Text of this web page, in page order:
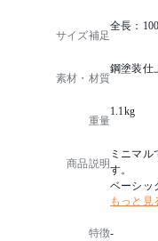
サイズ補足
全長：
素材・材質
鋼塗装仕
重量
1.1kg
商品説明
ミニマ
す。
ベーシッ
温かみを
住宅はも
もっと見
特徴-